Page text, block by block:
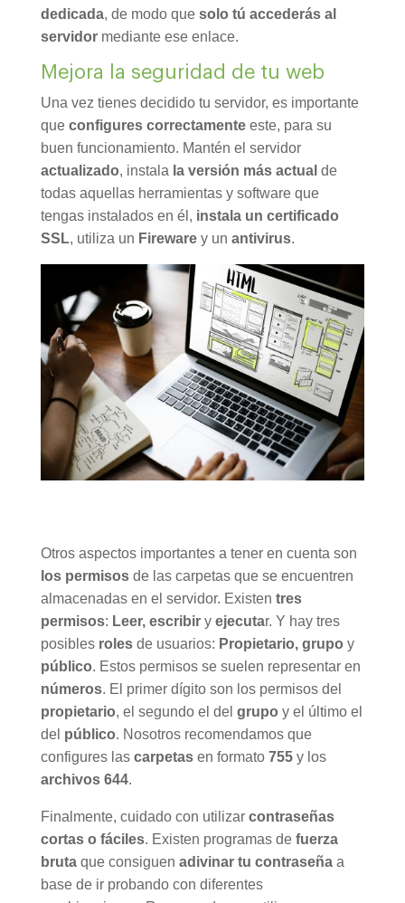
dedicada, de modo que solo tú accederás al
servidormediante ese enlace.
Mejora la seguridad de tu web
Una vez tienes decidido tu servidor, es importante
queconfigures correctamenteeste, para su
buen funcionamiento. Mantén el servidor
actualizado, instala la versión más actual de
todas aquellas herramientas y software que
tengas instalados en él, instala un certificado
SSL, utiliza un Firewarey un antivirus.
Otros aspectos importantes a tener en cuenta son
los permisosde las carpetas que se encuentren
almacenadas en el servidor. Existen tres
permisos: Leer, escribir yejecutar. Y hay tres
posiblesroles de usuarios: Propietario, grupo y
público. Estos permisos se suelen representar en
números. El primer dígito son los permisos del
propietario, el segundo el del grupo y el último el
del público. Nosotros recomendamos que
configures las carpetasen formato 755y los
archivos 644.
Finalmente, cuidado con utilizar contraseñas
cortas o fáciles. Existen programas defuerza
brutaque consiguen adivinar tu contraseñaa
base de ir probando con diferentes